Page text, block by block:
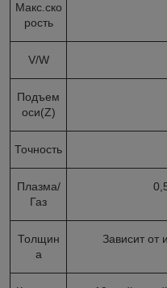
Макс.ско
рость
V/W
Подъем
оси(Z)
Точность
Плазма/
Газ
Толщин
а
Зависит от